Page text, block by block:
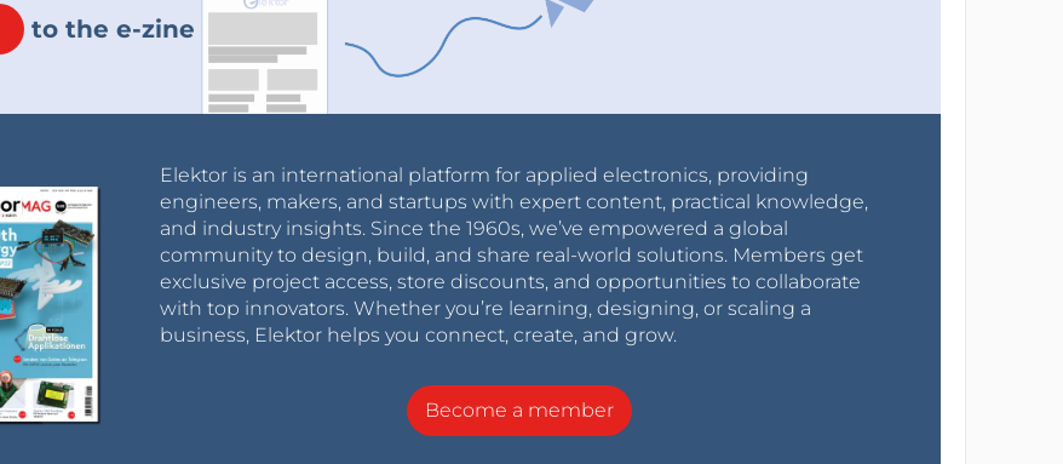
to the e-zine
Elektor is an international platform for applied electronics, providing
engineers, makers, and startups with expert content, practical knowledge,
and industry insights. Since the 1960s, we’ve empowered a global
community to design, build, and share real-world solutions. Members get
exclusive project access, store discounts, and opportunities to collaborate
with top innovators. Whether you’re learning, designing, or scaling a
business, Elektor helps you connect, create, and grow.
Become a member